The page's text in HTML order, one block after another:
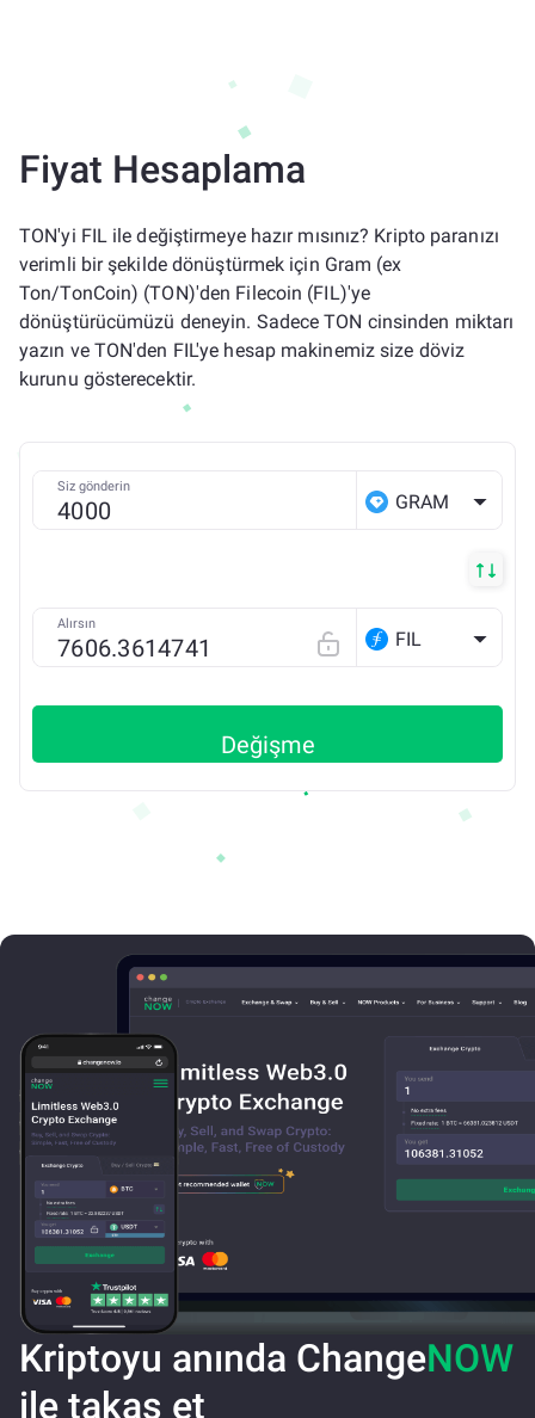
Fiyat Hesaplama
TON'yi FIL ile değiştirmeye hazır mısınız? Kripto paranızı
verimli bir şekilde dönüştürmek için Gram (ex
Ton/TonCoin) (TON)'den Filecoin (FIL)'ye
dönüştürücümüzü deneyin. Sadece TON cinsinden miktarı
yazın ve TON'den FIL'ye hesap makinemiz size döviz
kurunu gösterecektir.
Siz gönderin
GRAM
Alırsın
FIL
Değişme
Kriptoyu anında ChangeNOW
ile takas et